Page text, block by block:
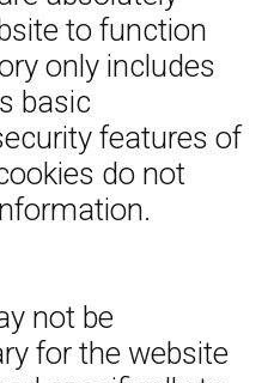
to function
only includes
basic
features of
do not
not be
for the website